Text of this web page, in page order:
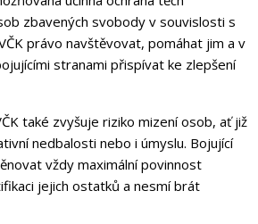
zbavených svobody v souvislosti s
právo navštěvovat, pomáhat jim a v
stranami přispívat ke zlepšení
také zvyšuje riziko mizení osob, ať již
nedbalosti nebo i úmyslu. Bojující
vždy maximální povinnost
jejich ostatků a nesmí brát